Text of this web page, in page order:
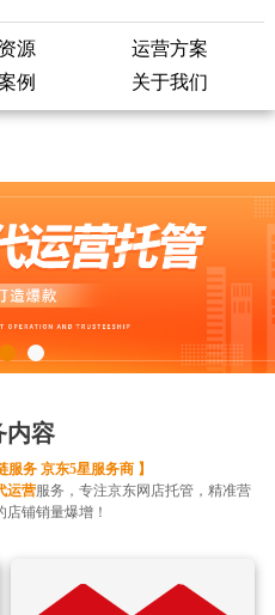
源
运营方案
例 关于我们
内容
服务 京东5星服务商 】
运营服务，专注京东网店托管，精准营
铺销量爆增！